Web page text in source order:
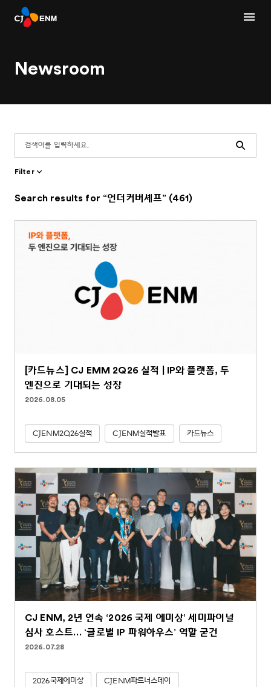
Newsroom
Search
Filter
Search results for “언더커버셰프” (461)
[카드뉴스] CJ EMM 2Q26 실적 | IP와 플랫폼, 두
엔진으로 기대되는 성장
2026.08.05
CJENM2Q26실적 CJENM실적발표 카드뉴스
CJ ENM, 2년 연속 ‘2026 국제 에미상’ 세미파이널
심사 호스트… ‘글로벌 IP 파워하우스’ 역할 굳건
2026.07.28
2026국제에미상 CJENM파트너스데이